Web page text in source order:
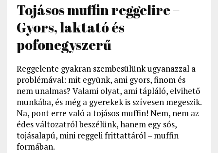
Tojásos muffin reggelire –
Gyors, laktató és
pofonegyszerű
Reggelente gyakran szembesülünk ugyanazzal a
problémával: mit együnk, ami gyors, finom és
nem unalmas? Valami olyat, ami tápláló, elvihető
munkába, és még a gyerekek is szívesen megeszik.
Na, pont erre való a tojásos muffin! Nem, nem az
édes változatról beszélünk, hanem egy sós,
tojásalapú, mini reggeli frittattáról – muffin
formában.